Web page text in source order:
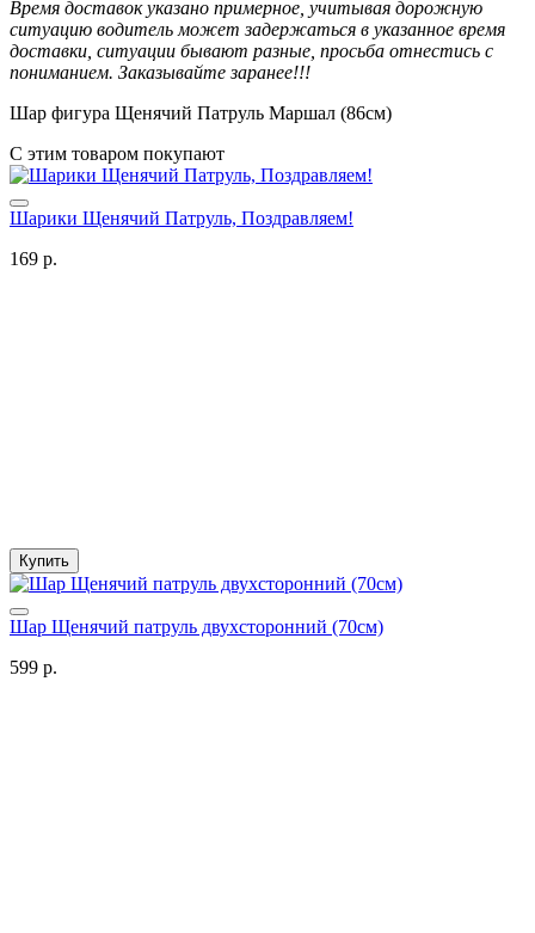
Время доставок указано примерное, учитывая дорожную
ситуацию водитель может задержаться в указанное время
доставки, ситуации бывают разные, просьба отнестись с
пониманием. Заказывайте заранее!!!
Шар фигура Щенячий Патруль Маршал (86см)
С этим товаром покупают
Шарики Щенячий Патруль, Поздравляем!
169 р.
Купить
Шар Щенячий патруль двухсторонний (70см)
599 р.